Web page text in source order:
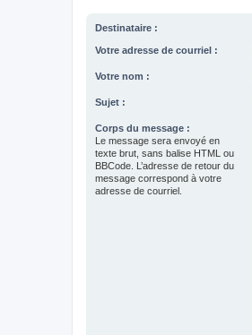
Destinataire :
Votre adresse de courriel :
Votre nom :
Sujet :
Corps du message :
Le message sera envoyé en
texte brut, sans balise HTML ou
BBCode. L’adresse de retour du
message correspond à votre
adresse de courriel.